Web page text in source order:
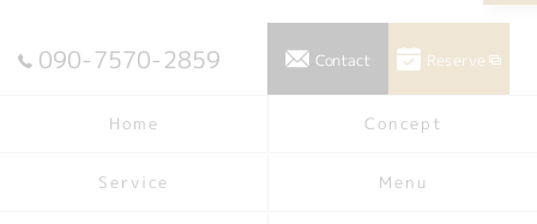
090-7570-2859 Contact Reserve
Home Concept
Service Menu